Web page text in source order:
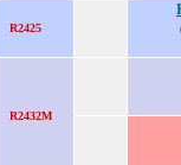
R2425
R2432M